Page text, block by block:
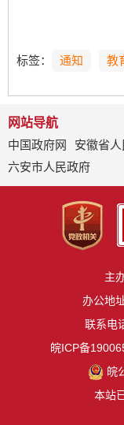
标签： 通知 教
网站导航
中国政府网
安徽省
六安市人民政府
主
办公地
联系电
皖ICP备
皖
本站